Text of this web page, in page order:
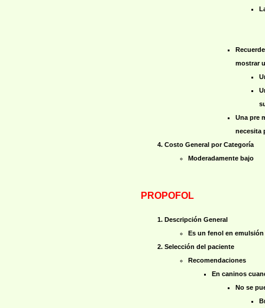
mostrar
Una pre
necesita
Costo General por Categoría
Moderadamente bajo
PROPOFOL
Descripción General
Es un fenol en
Selección del paciente
Recomendaciones
En caninos
No se